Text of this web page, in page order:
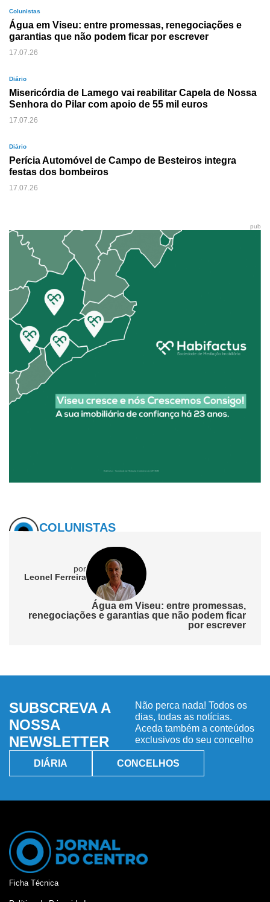
Colunistas
Água em Viseu: entre promessas, renegociações e
garantias que não podem ficar por escrever
17.07.26
Diário
Misericórdia de Lamego vai reabilitar Capela de Nossa
Senhora do Pilar com apoio de 55 mil euros
17.07.26
Diário
Perícia Automóvel de Campo de Besteiros integra
festas dos bombeiros
17.07.26
pub
COLUNISTAS
por
Leonel Ferreira
Água em Viseu: entre promessas,
renegociações e garantias que não podem ficar
por escrever
SUBSCREVA A
NOSSA
NEWSLETTER
Não perca nada! Todos os
dias, todas as notícias.
Aceda também a conteúdos
exclusivos do seu concelho
DIÁRIA CONCELHOS
Ficha Técnica